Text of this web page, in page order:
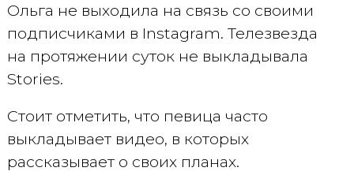
Ольга не выходила на связь со своими
подписчиками в Instagram. Телезвезда
на протяжении суток не выкладывала
Stories.
Стоит отметить, что певица часто
выкладывает видео, в которых
рассказывает о своих планах.